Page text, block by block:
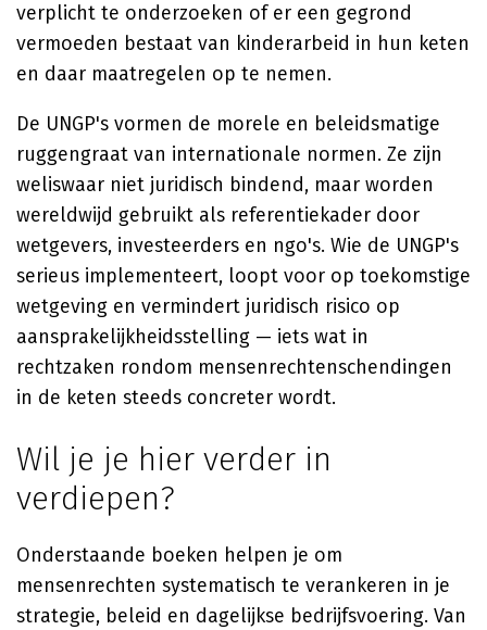
verplicht te onderzoeken of er een gegrond
vermoeden bestaat van kinderarbeid in hun keten
en daar maatregelen op te nemen.
De UNGP's vormen de morele en beleidsmatige
ruggengraat van internationale normen. Ze zijn
weliswaar niet juridisch bindend, maar worden
wereldwijd gebruikt als referentiekader door
wetgevers, investeerders en ngo's. Wie de UNGP's
serieus implementeert, loopt voor op toekomstige
wetgeving en vermindert juridisch risico op
aansprakelijkheidsstelling — iets wat in
rechtzaken rondom mensenrechtenschendingen
in de keten steeds concreter wordt.
Wil je je hier verder in
verdiepen?
Onderstaande boeken helpen je om
mensenrechten systematisch te verankeren in je
strategie, beleid en dagelijkse bedrijfsvoering. Van